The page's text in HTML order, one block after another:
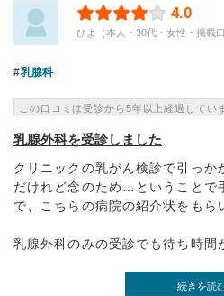
4.0
ひよ（本人・30代・女性・掲載
乳腺科
この口コミは受診から5年以上経過してい
乳腺外科を受診しました
クリニックの乳がん検診で引っか
だけれど念のため…ということで
で、こちらの病院の紹介状をもら
乳腺外科のみの受診でも待ち時間
続きを読